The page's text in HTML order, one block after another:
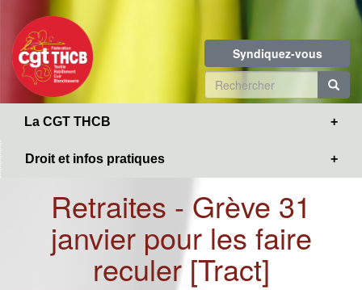
contenu
principal
Syndiquez-vous
Formulaire
de
La CGT THCB
Droit et infos pratiques
Retraites - Grève 31
janvier pour les faire
reculer [Tract]